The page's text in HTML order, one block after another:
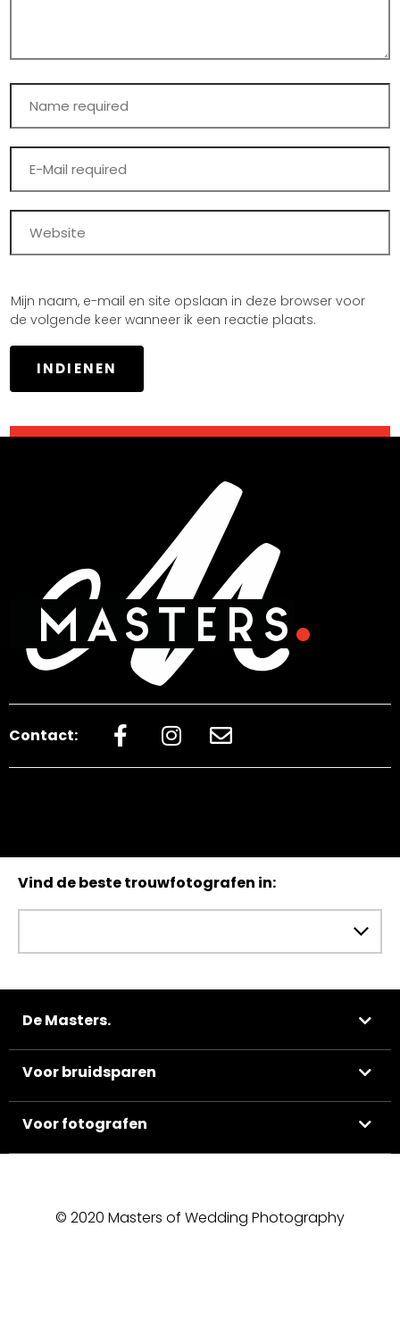
Mijn naam, e-mail en site opslaan in deze browser voor
de volgende keer wanneer ik een reactie plaats.
Contact:
Vind de beste trouwfotografen in:
De Masters.
Voor bruidsparen
Voor fotografen
© 2020 Masters of Wedding Photography